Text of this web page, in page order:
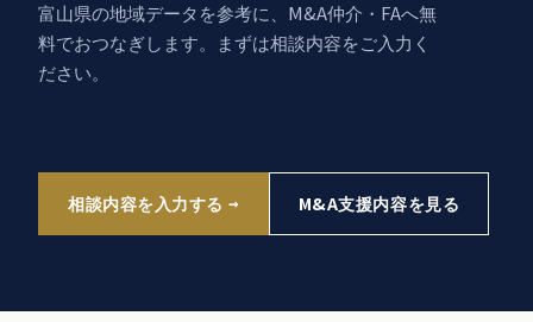
富山県の地域データを参考に、M&A仲介・FAへ無
料でおつなぎします。まずは相談内容をご入力く
ださい。
相談内容を入力する M&A支援内容を見る